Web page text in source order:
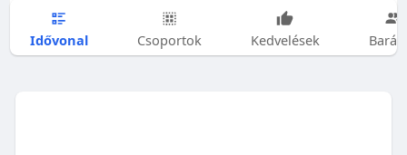
Idővonal Csoportok Kedvelések